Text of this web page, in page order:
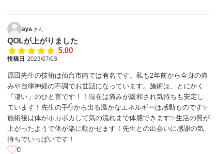
aya さん
QOLが上がりました
5.00
投稿日 2023/07/03
原田先生の技術は仙台市内では有名です。私も2年前から全身の痛
みや自律神経の不調でお世話になっています。施術は、とにかく
「凄い」のひと言です！！現在は痛みが緩和され気持ちも安定し
ています！先生の手✋から出る温かなエネルギーは感動ものです✨
施術後は体がポカポカして気の流れまで体感できます✨生活の質が
上がったようで体が楽に動かせます！先生との出会いに感謝の気
持ちでいっぱいです！
0